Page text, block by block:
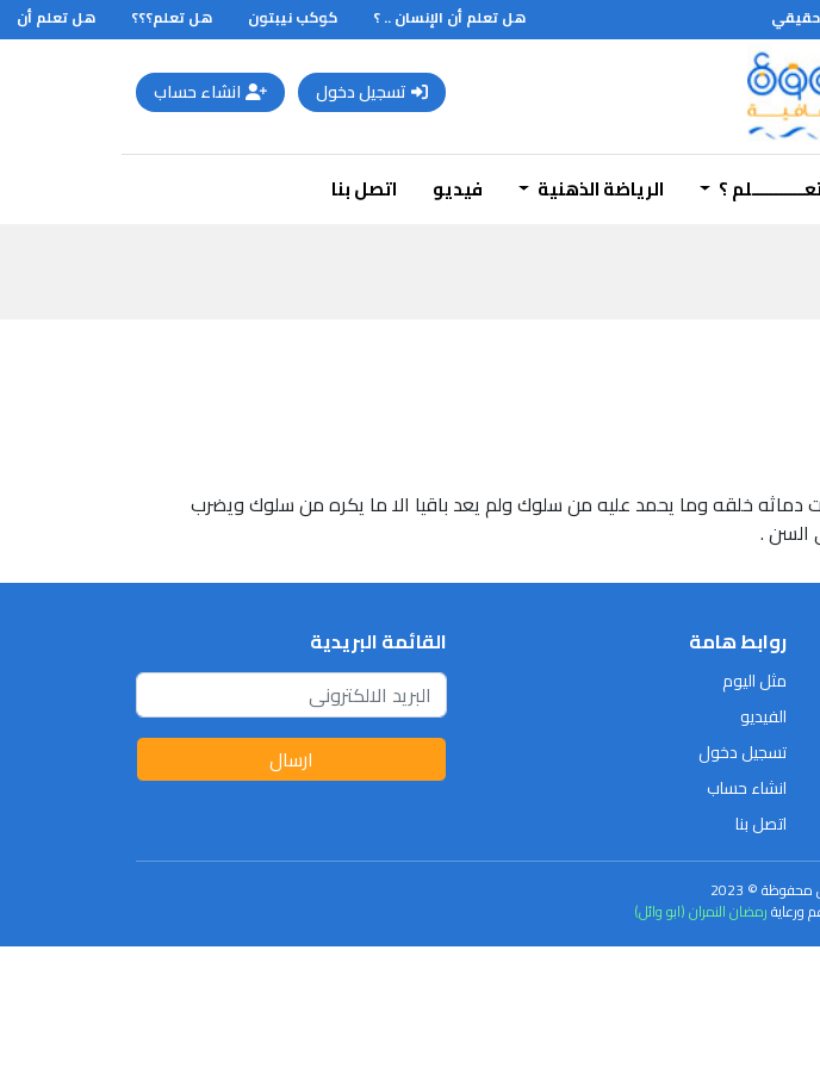
هل تعلم أن الإنسان .. ؟ كوكب نيبتون هل تعلم؟؟؟ هل تعلم أن أن
تسجيل دخول انشاء حساب
؟ الرياضة الذهنية فيديو اتصل بنا
دماثه خلقه وما يحمد عليه من سلوك ولم يعد باقيا الا ما يكره من سلوك ويضرب
السن .
روابط هامة
مثل اليوم
الفيديو
تسجيل دخول
انشاء حساب
اتصل بنا
القائمة البريدية
ارسال
© 2023
ورعايةرمضان النمران (ابو وائل)